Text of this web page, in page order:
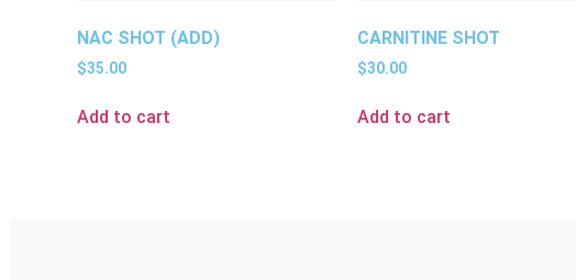
NAC SHOT (ADD)
$35.00
Add to cart
CARNITINE SHOT
$30.00
Add to cart